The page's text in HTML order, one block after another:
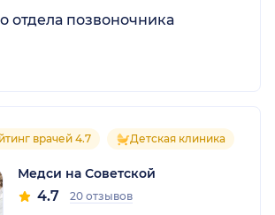
отдела позвоночника
врачей 4.7 Детская клиника
Медси на Советской
4.7 20 отзывов